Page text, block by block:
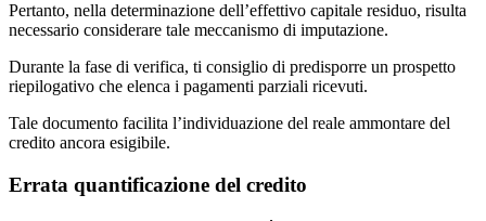
Pertanto, nella determinazione dell’effettivo capitale residuo, risulta
necessario considerare tale meccanismo di imputazione.
Durante la fase di verifica, ti consiglio di predisporre un prospetto
riepilogativo che elenca i pagamenti parziali ricevuti.
Tale documento facilita l’individuazione del reale ammontare del
credito ancora esigibile.
Errata quantificazione del credito